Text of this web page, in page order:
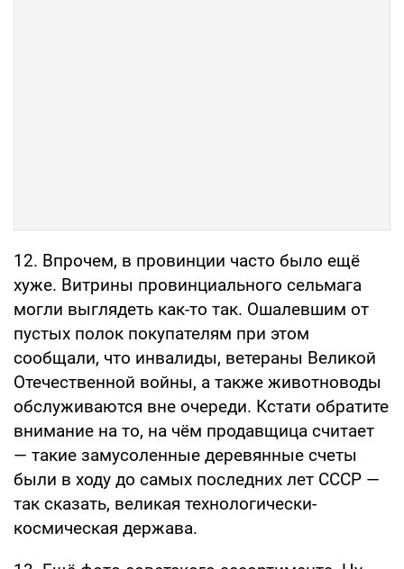
12. Впрочем, в провинции часто было ещё
хуже. Витрины провинциального сельмага
могли выглядеть как-то так. Ошалевшим от
пустых полок покупателям при этом
сообщали, что инвалиды, ветераны Великой
Отечественной войны, а также животноводы
обслуживаются вне очереди. Кстати обратите
внимание на то, на чём продавщица считает
— такие замусоленные деревянные счеты
были в ходу до самых последних лет СССР —
так сказать, великая технологически-
космическая держава.